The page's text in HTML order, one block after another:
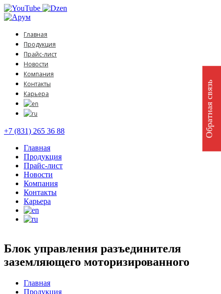
Главная
Продукция
Прайс-лист
Новости
Компания
Контакты
Карьера
+7 (831) 265 36 88
Главная
Продукция
Прайс-лист
Новости
Компания
Контакты
Карьера
Блок управления разъединителя
заземляющего моторизированного
Главная
Продукция
Обратная связь